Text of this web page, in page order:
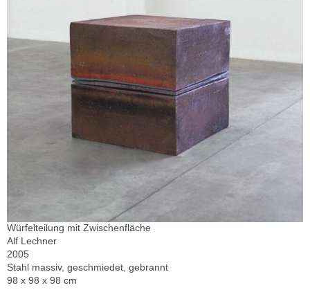
Würfelteilung mit Zwischenfläche
Alf Lechner
2005
Stahl massiv, geschmiedet, gebrannt
98 x 98 x 98 cm